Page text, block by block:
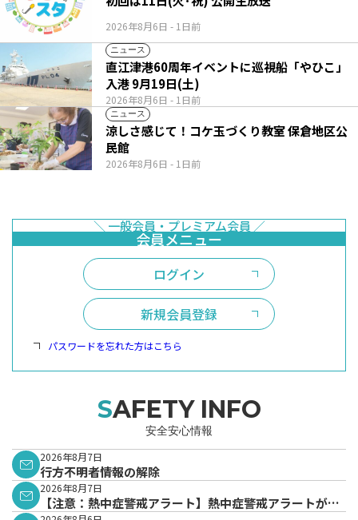
2026年8月6日 - 1日前
ニュース
2026年8月6日 - 1日前
直江津港60周年イベントに巡視船「やひこ」
入港 9月19日(土)
ニュース
2026年8月6日 - 1日前
涼しさ感じて！コケ玉づくり教室 保倉地区公
民館
ログイン
新規会員登録
パスワードを忘れた方はこちら
SAFETY INFO
安全安心情報
2026年8月7日
行方不明者情報の解除
2026年8月7日
【注意：熱中症警戒アラート】熱中症警戒アラートが発